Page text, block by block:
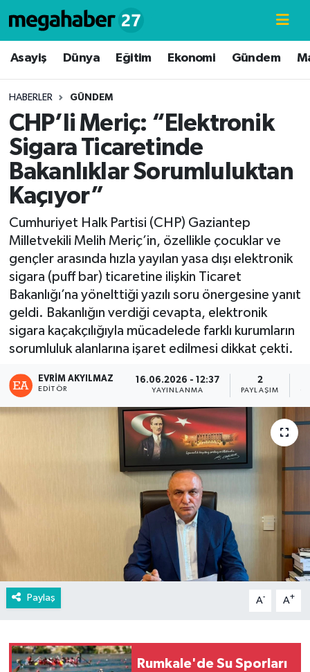
Asayiş Dünya Eğitim Ekonomi Gündem
HABERLER GÜNDEM
CHP’li Meriç: “Elektronik
Sigara Ticaretinde
Bakanlıklar Sorumluluktan
Kaçıyor”
Cumhuriyet Halk Partisi (CHP) Gaziantep
Milletvekili Melih Meriç’in, özellikle çocuklar ve
gençler arasında hızla yayılan yasa dışı elektronik
sigara (puff bar) ticaretine ilişkin Ticaret
Bakanlığı’na yönelttiği yazılı soru önergesine yanıt
geldi. Bakanlığın verdiği cevapta, elektronik
sigara kaçakçılığıyla mücadelede farklı kurumların
sorumluluk alanlarına işaret edilmesi dikkat çekti.
EVRIM AKYILMAZ
EDITÖR
16.06.2026 - 12:37
YAYINLANMA
2
PAYLAŞIM
Paylaş A- A+
Rumkale'de Su Sporları
Hava Durumu
Süper Lig Puan Durumu ve Fikstür
Tüm Manşetler
Son Dakika Haberleri
Haber Arşivi